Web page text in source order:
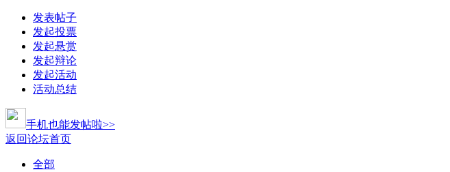
发表帖子
发起投票
发起悬赏
发起辩论
发起活动
活动总结
手机也能发帖啦>>
返回论坛首页
全部